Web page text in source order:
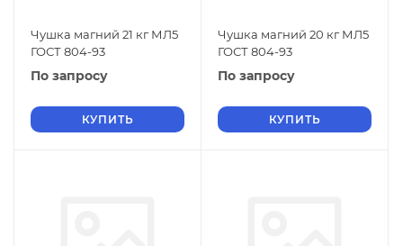
Чушка магний 21 кг МЛ5
ГОСТ 804-93
По запросу
КУПИТЬ
Чушка магний 20 кг МЛ5
ГОСТ 804-93
По запросу
КУПИТЬ